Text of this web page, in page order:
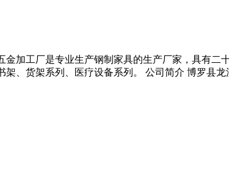
金加工厂是专业生产钢制家具的生产厂家，具有
架、货架系列、医疗设备系列。 公司简介 博罗县